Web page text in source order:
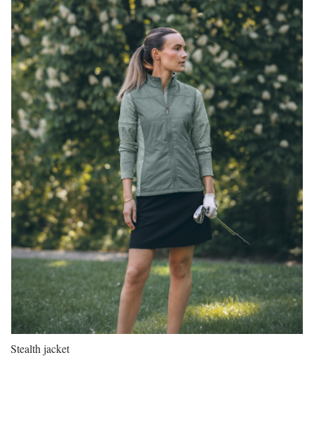
Stealth jacket